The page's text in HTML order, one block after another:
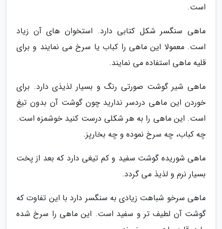
است.
ماهی سنگسر شکل کتابی دارد. استخوان های آن زیاد
است. معمولا این ماهی را کباب یا سرخ می نمایند و برای
قلیه ماهی استفاده می نمایند.
ماهی شیر گوشت صورتی رنگ و بسیار لذیذی دارد. برای
خوردن این ماهی دردسر ندارید چون گوشت آن بدون تیغ
است. این ماهی را به هر شکلی درست کنید خوشمزه است.
چه کباب، چه سرخ نموده و چه بخارپز.
ماهی شوریده گوشت سفید و کم تیغی دارد که بعد از پخت
بسیار نرم و لذیذ می گردد.
ماهی سرخو شباهت زیادی به سنگسر دارد با این تفاوت که
گوشت آن لطیف تر و سفید است. این ماهی را سرخ شده